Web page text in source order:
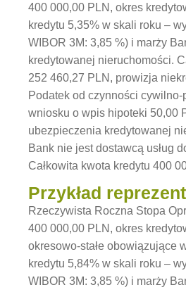
400 000,00 PLN, okres
kredytu 5,35% w skali roku –
WIBOR 3M: 3,85 %) i marży
kredytowanej nieruchomości.
252 460,27 PLN, prowizja
Podatek od czynności
wniosku o wpis hipoteki 50,00
ubezpieczenia kredytowanej
Bank nie jest dostawcą usług
Całkowita kwota kredytu 400
Przykład
Rzeczywista Roczna Stopa
400 000,00 PLN, okres
okresowo-stałe obowiązujące
kredytu 5,84% w skali roku –
WIBOR 3M: 3,85 %) i marży